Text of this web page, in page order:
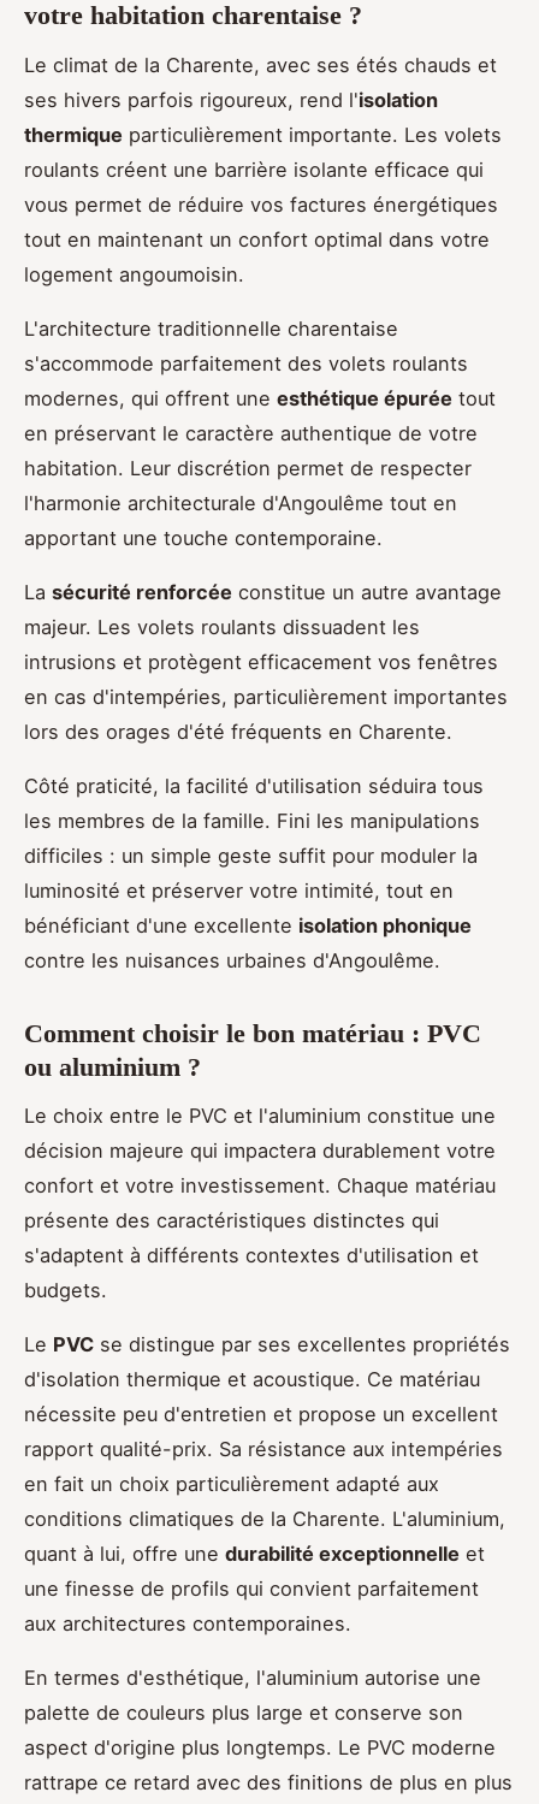
votre habitation charentaise ?
Le climat de la Charente, avec ses étés chauds et
ses hivers parfois rigoureux, rend l'isolation
thermique particulièrement importante. Les volets
roulants créent une barrière isolante efficace qui
vous permet de réduire vos factures énergétiques
tout en maintenant un confort optimal dans votre
logement angoumoisin.
L'architecture traditionnelle charentaise
s'accommode parfaitement des volets roulants
modernes, qui offrent une esthétique épurée tout
en préservant le caractère authentique de votre
habitation. Leur discrétion permet de respecter
l'harmonie architecturale d'Angoulême tout en
apportant une touche contemporaine.
La sécurité renforcée constitue un autre avantage
majeur. Les volets roulants dissuadent les
intrusions et protègent efficacement vos fenêtres
en cas d'intempéries, particulièrement importantes
lors des orages d'été fréquents en Charente.
Côté praticité, la facilité d'utilisation séduira tous
les membres de la famille. Fini les manipulations
difficiles : un simple geste suffit pour moduler la
luminosité et préserver votre intimité, tout en
bénéficiant d'une excellente isolation phonique
contre les nuisances urbaines d'Angoulême.
Comment choisir le bon matériau : PVC
ou aluminium ?
Le choix entre le PVC et l'aluminium constitue une
décision majeure qui impactera durablement votre
confort et votre investissement. Chaque matériau
présente des caractéristiques distinctes qui
s'adaptent à différents contextes d'utilisation et
budgets.
Le PVC se distingue par ses excellentes propriétés
d'isolation thermique et acoustique. Ce matériau
nécessite peu d'entretien et propose un excellent
rapport qualité-prix. Sa résistance aux intempéries
en fait un choix particulièrement adapté aux
conditions climatiques de la Charente. L'aluminium,
quant à lui, offre une durabilité exceptionnelle et
une finesse de profils qui convient parfaitement
aux architectures contemporaines.
En termes d'esthétique, l'aluminium autorise une
palette de couleurs plus large et conserve son
aspect d'origine plus longtemps. Le PVC moderne
rattrape ce retard avec des finitions de plus en plus